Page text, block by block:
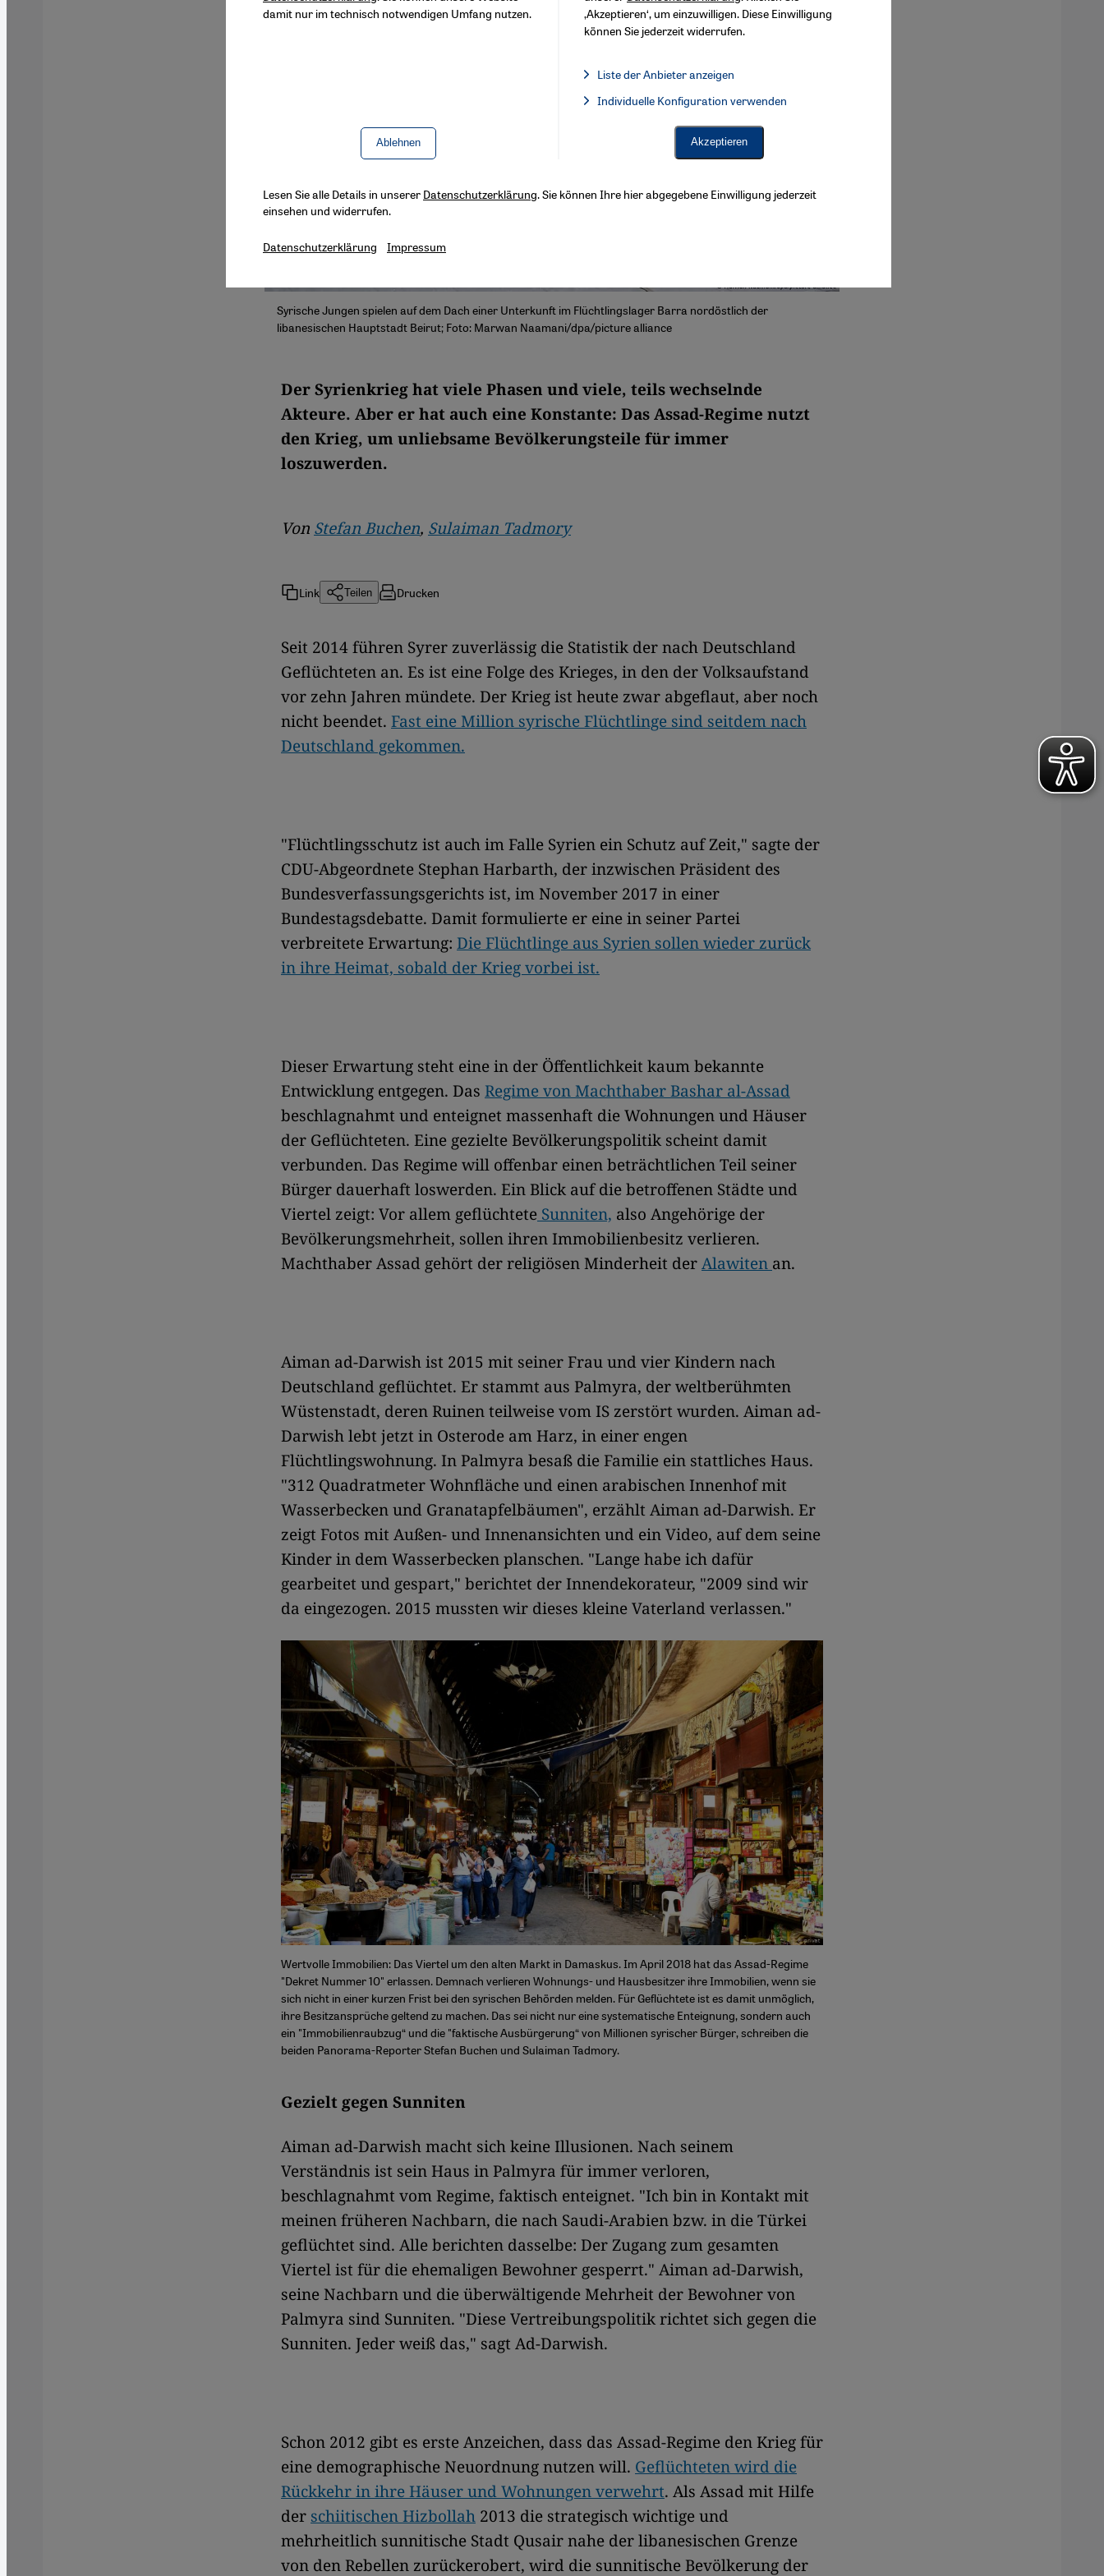
Syrische Jungen spielen auf dem Dach einer Unterkunft im Flüchtlingslager Barra nordöstlich der
libanesischen Hauptstadt Beirut; Foto: Marwan Naamani/dpa/picture alliance
Der Syrienkrieg hat viele Phasen und viele, teils wechselnde
Akteure. Aber er hat auch eine Konstante: Das Assad-Regime nutzt
den Krieg, um unliebsame Bevölkerungsteile für immer
loszuwerden.
Von Stefan Buchen, Sulaiman Tadmory
Link Teilen Drucken
Seit 2014 führen Syrer zuverlässig die Statistik der nach Deutschland
Geflüchteten an. Es ist eine Folge des Krieges, in den der Volksaufstand
vor zehn Jahren mündete. Der Krieg ist heute zwar abgeflaut, aber noch
nicht beendet. Fast eine Million syrische Flüchtlinge sind seitdem nach
Deutschland gekommen.
"Flüchtlingsschutz ist auch im Falle Syrien ein Schutz auf Zeit," sagte der
CDU-Abgeordnete Stephan Harbarth, der inzwischen Präsident des
Bundesverfassungsgerichts ist, im November 2017 in einer
Bundestagsdebatte. Damit formulierte er eine in seiner Partei
verbreitete Erwartung: Die Flüchtlinge aus Syrien sollen wieder zurück
in ihre Heimat, sobald der Krieg vorbei ist.
Dieser Erwartung steht eine in der Öffentlichkeit kaum bekannte
Entwicklung entgegen. Das Regime von Machthaber Bashar al-Assad
beschlagnahmt und enteignet massenhaft die Wohnungen und Häuser
der Geflüchteten. Eine gezielte Bevölkerungspolitik scheint damit
verbunden. Das Regime will offenbar einen beträchtlichen Teil seiner
Bürger dauerhaft loswerden. Ein Blick auf die betroffenen Städte und
Viertel zeigt: Vor allem geflüchtete Sunniten, also Angehörige der
Bevölkerungsmehrheit, sollen ihren Immobilienbesitz verlieren.
Machthaber Assad gehört der religiösen Minderheit derAlawiten an.
Aiman ad-Darwish ist 2015 mit seiner Frau und vier Kindern nach
Deutschland geflüchtet. Er stammt aus Palmyra, der weltberühmten
Wüstenstadt, deren Ruinen teilweise vom IS zerstört wurden. Aiman ad-
Darwish lebt jetzt in Osterode am Harz, in einer engen
Flüchtlingswohnung. In Palmyra besaß die Familie ein stattliches Haus.
"312 Quadratmeter Wohnfläche und einen arabischen Innenhof mit
Wasserbecken und Granatapfelbäumen", erzählt Aiman ad-Darwish. Er
zeigt Fotos mit Außen- und Innenansichten und ein Video, auf dem seine
Kinder in dem Wasserbecken planschen. "Lange habe ich dafür
gearbeitet und gespart," berichtet der Innendekorateur, "2009 sind wir
da eingezogen. 2015 mussten wir dieses kleine Vaterland verlassen."
Wertvolle Immobilien: Das Viertel um den alten Markt in Damaskus. Im April 2018 hat das Assad-Regime
"Dekret Nummer 10" erlassen. Demnach verlieren Wohnungs- und Hausbesitzer ihre Immobilien, wenn sie
sich nicht in einer kurzen Frist bei den syrischen Behörden melden. Für Geflüchtete ist es damit unmöglich,
ihre Besitzansprüche geltend zu machen. Das sei nicht nur eine systematische Enteignung, sondern auch
ein "Immobilienraubzug“ und die "faktische Ausbürgerung“ von Millionen syrischer Bürger, schreiben die
beiden Panorama-Reporter Stefan Buchen und Sulaiman Tadmory.
Gezielt gegen Sunniten
Aiman ad-Darwish macht sich keine Illusionen. Nach seinem
Verständnis ist sein Haus in Palmyra für immer verloren,
beschlagnahmt vom Regime, faktisch enteignet. "Ich bin in Kontakt mit
meinen früheren Nachbarn, die nach Saudi-Arabien bzw. in die Türkei
geflüchtet sind. Alle berichten dasselbe: Der Zugang zum gesamten
Viertel ist für die ehemaligen Bewohner gesperrt." Aiman ad-Darwish,
seine Nachbarn und die überwältigende Mehrheit der Bewohner von
Palmyra sind Sunniten. "Diese Vertreibungspolitik richtet sich gegen die
Sunniten. Jeder weiß das," sagt Ad-Darwish.
Schon 2012 gibt es erste Anzeichen, dass das Assad-Regime den Krieg für
eine demographische Neuordnung nutzen will. Geflüchteten wird die
Rückkehr in ihre Häuser und Wohnungen verwehrt. Als Assad mit Hilfe
der schiitischen Hizbollah 2013 die strategisch wichtige und
mehrheitlich sunnitische Stadt Qusair nahe der libanesischen Grenze
von den Rebellen zurückerobert, wird die sunnitische Bevölkerung der
damit nur im technisch notwendigen Umfang nutzen.
Ablehnen
‚Akzeptieren‘, um einzuwilligen. Diese Einwilligung
können Sie jederzeit widerrufen.
Liste der Anbieter anzeigen
Facebook Embed / Facebook Connect, Google Maps Embed, Google Tag Manager, Instagram Embed,
Individuelle Konfiguration verwenden
Akzeptieren
Lesen Sie alle Details in unserer Datenschutzerklärung. Sie können Ihre hier abgegebene Einwilligung jederzeit
einsehen und widerrufen.
Datenschutzerklärung Impressum